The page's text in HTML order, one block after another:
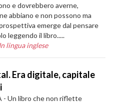
e dovrebbero averne,
abbiano e non possono ma
emerge dal pensare
leggendo il libro.....
lingua inglese
Era digitale, capitale
- Un libro che non riflette